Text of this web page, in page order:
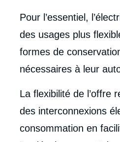
Pour l’essentiel,
des usages plus
formes de
nécessaires à leur
La flexibilité de l’offre
des interconnexions
consommation en